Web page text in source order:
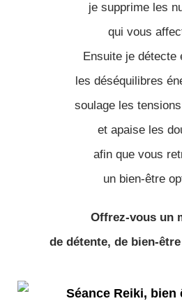
je supprime les
qui vous
Ensuite je détecte
les déséquilibres
soulage les
et apaise les
afin que vous
un bien-être
Offrez-vous un
de détente, de bien-